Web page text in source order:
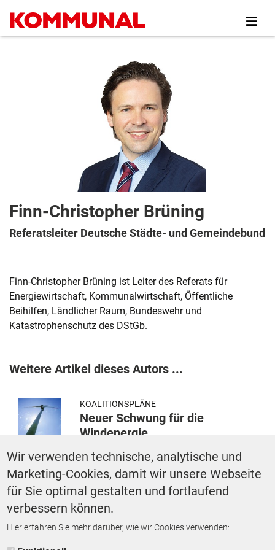
zum
Inhalt
Finn-Christopher Brüning
Referatsleiter Deutsche Städte- und Gemeindebund
Finn-Christopher Brüning ist Leiter des Referats für
Energiewirtschaft, Kommunalwirtschaft, Öffentliche
Beihilfen, Ländlicher Raum, Bundeswehr und
Katastrophenschutz des DStGb.
Weitere Artikel dieses Autors ...
KOALITIONSPLÄNE
Neuer Schwung für die
Windenergie
ERNEUERBARE ENERGIEN
EEG21- Kommunen an
Einnahmen beteiligen!
Wir verwenden technische, analytische und
Marketing-Cookies, damit wir unsere Webseite
für Sie optimal gestalten und fortlaufend
verbessern können.
Hier erfahren Sie mehr darüber, wie wir Cookies verwenden: